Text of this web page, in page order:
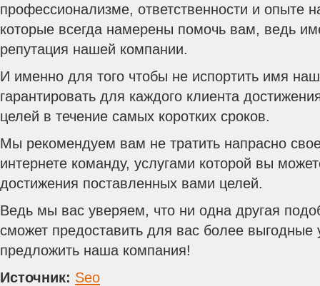
профессионализме, ответственности и опыте
которые всегда намерены помочь вам, ведь
репутация нашей компании.
И именно для того чтобы не испортить имя
гарантировать для каждого клиента
целей в течение самых коротких сроков.
Мы рекомендуем вам не тратить напрасно
интернете команду, услугами которой вы
достижения поставленных вами целей.
Ведь мы вас уверяем, что ни одна другая
сможет предоставить для вас более выгодные
предложить наша компания!
Источник: Seo